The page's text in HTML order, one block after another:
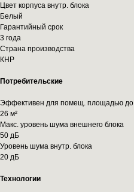
Цвет корпуса внутр. блока
Белый
Гарантийный срок
3 года
Страна производства
КНР
Потребительские
Эффективен для помещ. площадью до
26 м²
Макс. уровень шума внешнего блока
50 дБ
Уровень шума внутр. блока
20 дБ
Технологии